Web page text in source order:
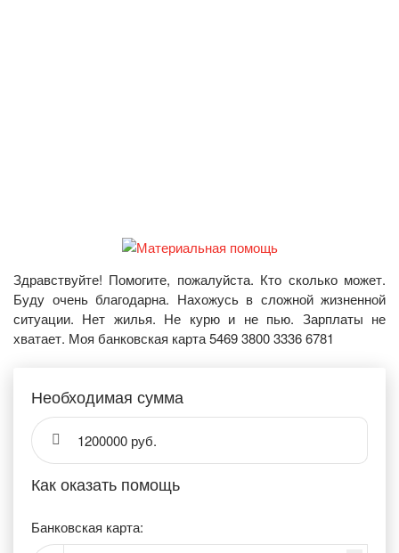
Здравствуйте! Помогите, пожалуйста. Кто сколько может.
Буду очень благодарна. Нахожусь в сложной жизненной
ситуации. Нет жилья. Не курю и не пью. Зарплаты не
хватает. Моя банковская карта 5469 3800 3336 6781
Необходимая сумма
1200000 руб.
Как оказать помощь
Банковская карта: